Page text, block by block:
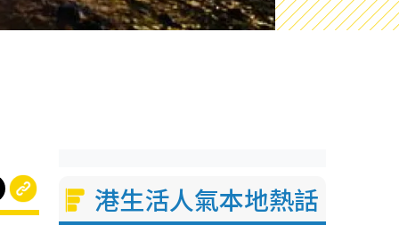
港生活人氣本地熱話